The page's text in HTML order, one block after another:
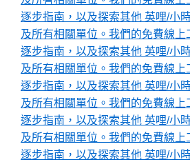
逐步指南，以及探索其他 英哩/小
及所有相關單位。我們的免費線上
逐步指南，以及探索其他 英哩/小
及所有相關單位。我們的免費線上
逐步指南，以及探索其他 英哩/小
及所有相關單位。我們的免費線上
逐步指南，以及探索其他 英哩/小
及所有相關單位。我們的免費線上
逐步指南，以及探索其他 英哩/小